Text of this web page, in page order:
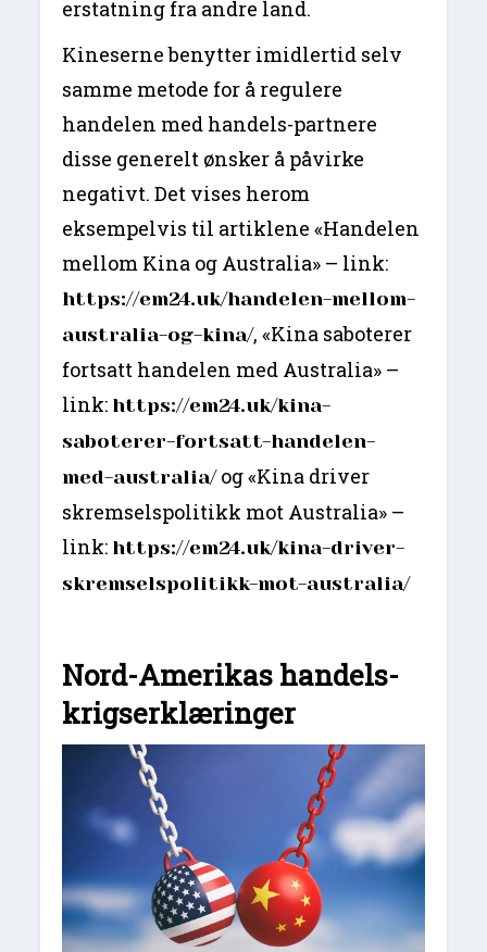
erstatning fra andre land.
Kineserne benytter imidlertid selv
samme metode for å regulere
handelen med handels-partnere
disse generelt ønsker å påvirke
negativt. Det vises herom
eksempelvis til artiklene «Handelen
mellom Kina og Australia» – link:
https://em24.uk/handelen-mellom-
australia-og-kina/, «Kina saboterer
fortsatt handelen med Australia» –
link: https://em24.uk/kina-
saboterer-fortsatt-handelen-
med-australia/og «Kina driver
skremselspolitikk mot Australia» –
link: https://em24.uk/kina-driver-
skremselspolitikk-mot-australia/
Nord-Amerikas handels-
krigserklæringer